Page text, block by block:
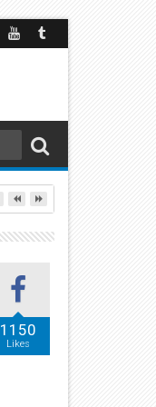
1150
Likes